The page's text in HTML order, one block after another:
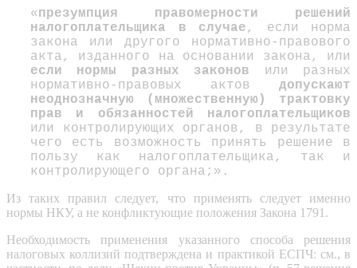
«презумпция правомерности решений
налогоплательщика в случае, если норма
закона или другого нормативно-правового
акта, изданного на основании закона, или
если нормы разных законов или разных
нормативно-правовых актов допускают
неоднозначную (множественную) трактовку
прав и обязанностей налогоплательщиков
или контролирующих органов, в результате
чего есть возможность принять решение в
пользу как налогоплательщика, так и
контролирующего органа;».
Из таких правил следует, что применять следует именно
нормы НКУ, а не конфликтующие положения Закона 1791.
Необходимость применения указанного способа решения
налоговых коллизий подтверждена и практикой ЕСПЧ: см., в